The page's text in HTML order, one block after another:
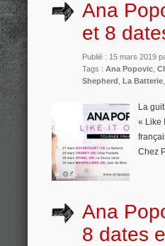
Ana
et 8
Publié : 15 mars 2019
Tags : Ana Popovic
Shepherd La Batterie
La
« Like
Chez
Ana
8 dates